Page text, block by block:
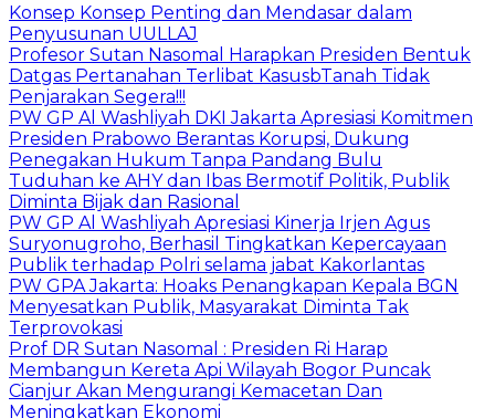
Konsep Konsep Penting dan Mendasar dalam
Penyusunan UULLAJ
Profesor Sutan Nasomal Harapkan Presiden Bentuk
Datgas Pertanahan Terlibat KasusbTanah Tidak
Penjarakan Segera!!!
PW GP Al Washliyah DKI Jakarta Apresiasi Komitmen
Presiden Prabowo Berantas Korupsi, Dukung
Penegakan Hukum Tanpa Pandang Bulu
Tuduhan ke AHY dan Ibas Bermotif Politik, Publik
Diminta Bijak dan Rasional
PW GP Al Washliyah Apresiasi Kinerja Irjen Agus
Suryonugroho, Berhasil Tingkatkan Kepercayaan
Publik terhadap Polri selama jabat Kakorlantas
PW GPA Jakarta: Hoaks Penangkapan Kepala BGN
Menyesatkan Publik, Masyarakat Diminta Tak
Terprovokasi
Prof DR Sutan Nasomal : Presiden Ri Harap
Membangun Kereta Api Wilayah Bogor Puncak
Cianjur Akan Mengurangi Kemacetan Dan
Meningkatkan Ekonomi